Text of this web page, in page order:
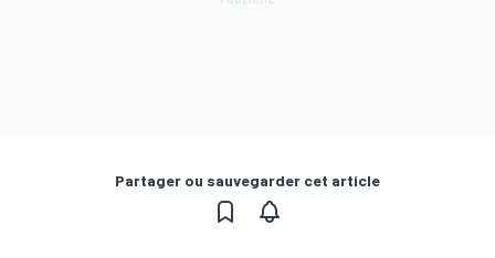
Partager ou sauvegarder cet article